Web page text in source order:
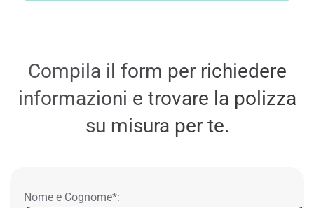
Compila il form per richiedere
informazioni e trovare la polizza
su misura per te.
Nome e Cognome*: